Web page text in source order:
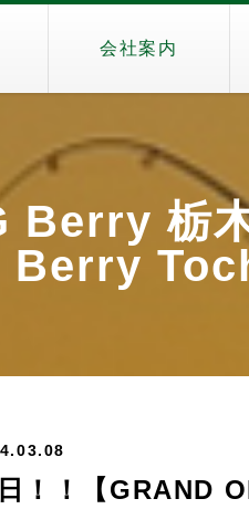
会社案内
Berry 栃
Berry
！！【GRAND